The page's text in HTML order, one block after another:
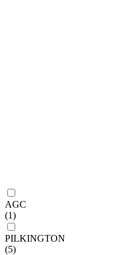
AGC
(1)
PILKINGTON
(5)